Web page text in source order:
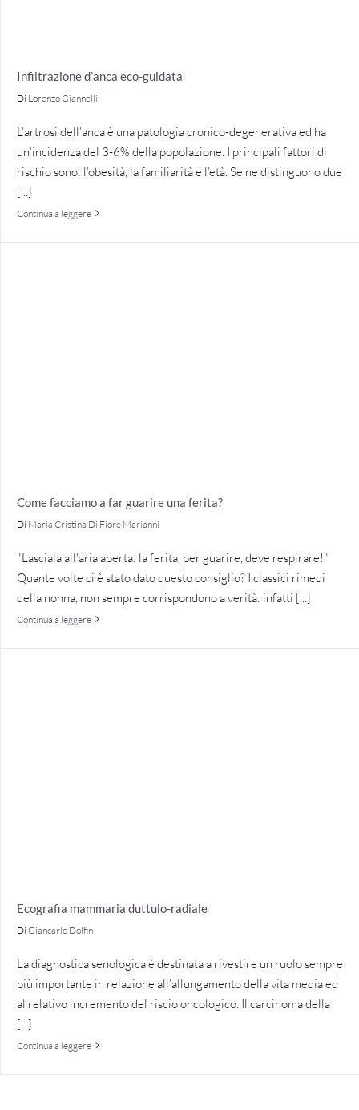
Infiltrazione d’anca eco-guidata
Di Lorenzo Giannelli
L’artrosi dell’anca è una patologia cronico-degenerativa ed ha
un’incidenza del 3-6% della popolazione. I principali fattori di
rischio sono: l’obesità, la familiarità e l’età. Se ne distinguono due
[...]
Continua a leggere
Come facciamo a far guarire una ferita?
Di Maria Cristina Di Fiore Marianni
"Lasciala all'aria aperta: la ferita, per guarire, deve respirare!"
Quante volte ci è stato dato questo consiglio? I classici rimedi
della nonna, non sempre corrispondono a verità: infatti [...]
Continua a leggere
Ecografia mammaria duttulo-radiale
Di Giancarlo Dolfin
La diagnostica senologica è destinata a rivestire un ruolo sempre
più importante in relazione all’allungamento della vita media ed
al relativo incremento del riscio oncologico. Il carcinoma della
[...]
Continua a leggere